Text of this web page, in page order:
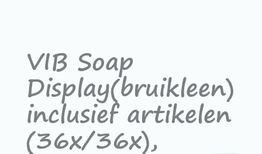
VIB Soap
Display(bruikleen)
inclusief artikelen
(36x/36x),